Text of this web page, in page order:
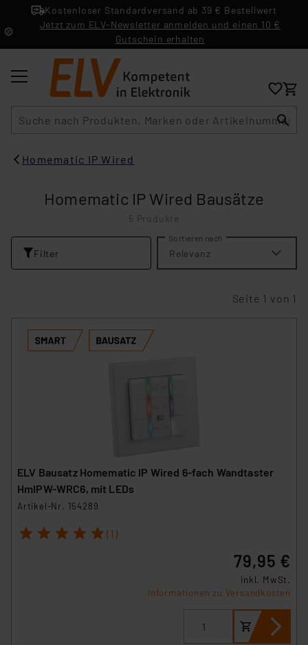
Kostenloser Standardversand ab 39 € Bestellwert
Jetzt zum ELV-Newsletter anmelden und einen 10 €
Gutschein erhalten
Homematic IP Wired
Homematic IP Wired Bausätze
5 Produkte
Filter
Sortieren nach
Relevanz
Seite 1 von 1
ELV Bausatz Homematic IP Wired 6-fach Wandtaster
HmIPW-WRC6, mit LEDs
Artikel-Nr. 154289
1 2 3 4 5 (1)
79,95 €
inkl. MwSt.
Informationen zu Versandkosten